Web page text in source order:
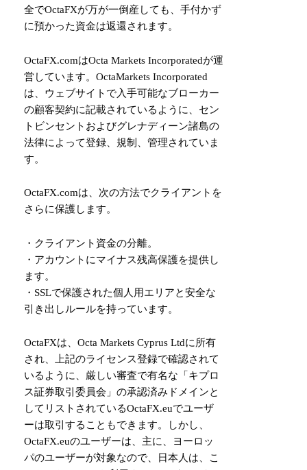
全でOctaFXが万が一倒産しても、手付かず
に預かった資金は返還されます。
OctaFX.comはOcta Markets Incorporatedが運
営しています。OctaMarkets Incorporated
は、ウェブサイトで入手可能なブローカー
の顧客契約に記載されているように、セン
トビンセントおよびグレナディーン諸島の
法律によって登録、規制、管理されていま
す。
OctaFX.comは、次の方法でクライアントを
さらに保護します。
・クライアント資金の分離。
・アカウントにマイナス残高保護を提供し
ます。
・SSLで保護された個人用エリアと安全な
引き出しルールを持っています。
OctaFXは、Octa Markets Cyprus Ltdに所有
され、上記のライセンス登録で確認されて
いるように、厳しい審査で有名な「キプロ
ス証券取引委員会」の承認済みドメインと
してリストされているOctaFX.euでユーザ
ーは取引することもできます。しかし、
OctaFX.euのユーザーは、主に、ヨーロッ
パのユーザーが対象なので、日本人は、
こ